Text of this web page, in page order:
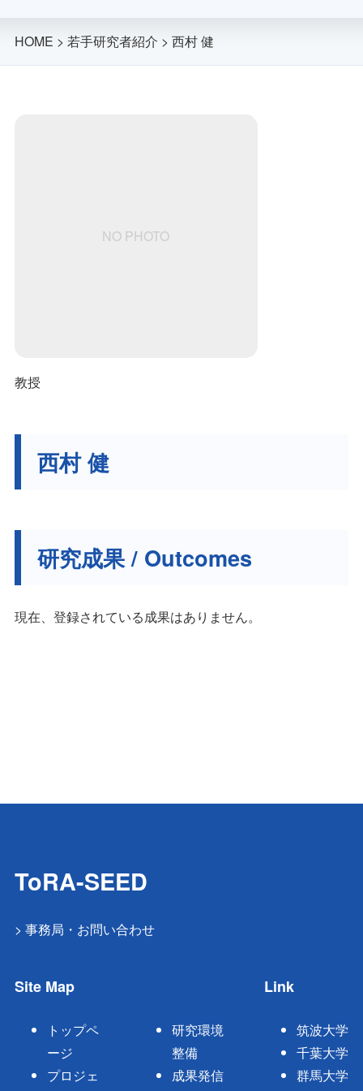
HOME > 若手研究者紹介 > 西村 健
NO PHOTO
教授
西村 健
研究成果 / Outcomes
現在、登録されている成果はありません。
ToRA-SEED
> 事務局・お問い合わせ
Site Map
トップペ
ージ
プロジェ
研究環境
整備
成果発信
Link
筑波大学
千葉大学
群馬大学